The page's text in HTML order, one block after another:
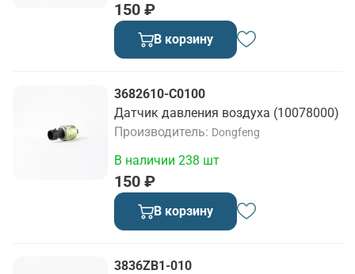
150 ₽
В корзину
3682610-C0100
Датчик давления воздуха (10078000)
Производитель
Dongfeng
150 ₽
В наличии 238 шт
В корзину
3836ZB1-010